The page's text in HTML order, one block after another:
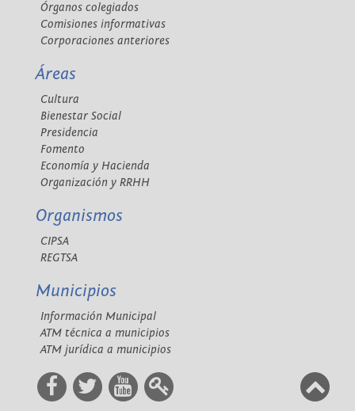
Órganos colegiados
Comisiones informativas
Corporaciones anteriores
Áreas
Cultura
Bienestar Social
Presidencia
Fomento
Economía y Hacienda
Organización y RRHH
Organismos
CIPSA
REGTSA
Municipios
Información Municipal
ATM técnica a municipios
ATM jurídica a municipios